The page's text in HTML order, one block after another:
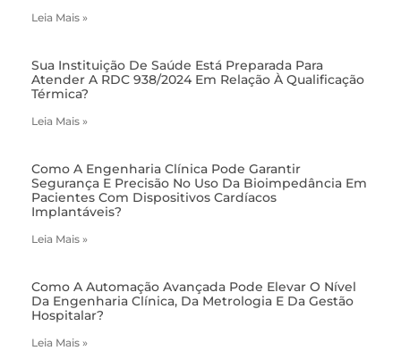
Leia Mais »
Sua Instituição De Saúde Está Preparada Para
Atender A RDC 938/2024 Em Relação À Qualificação
Térmica?
Leia Mais »
Como A Engenharia Clínica Pode Garantir
Segurança E Precisão No Uso Da Bioimpedância Em
Pacientes Com Dispositivos Cardíacos
Implantáveis?
Leia Mais »
Como A Automação Avançada Pode Elevar O Nível
Da Engenharia Clínica, Da Metrologia E Da Gestão
Hospitalar?
Leia Mais »